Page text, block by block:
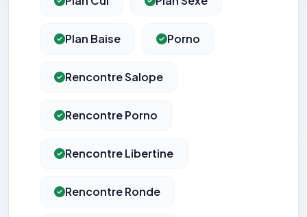
Plan Baise Porno
Rencontre Salope
Rencontre Porno
Rencontre Libertine
Rencontre Ronde